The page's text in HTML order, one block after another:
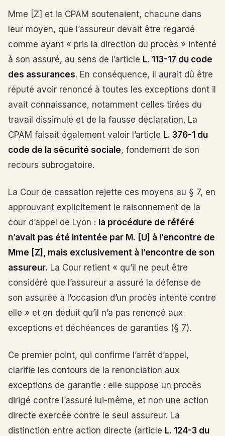
Mme [Z] et la CPAM soutenaient, chacune dans
leur moyen, que l’assureur devait être regardé
comme ayant « pris la direction du procès » intenté
à son assuré, au sens de l’article L. 113-17 du code
des assurances. En conséquence, il aurait dû être
réputé avoir renoncé à toutes les exceptions dont il
avait connaissance, notamment celles tirées du
travail dissimulé et de la fausse déclaration. La
CPAM faisait également valoir l’article L. 376-1 du
code de la sécurité sociale, fondement de son
recours subrogatoire.
La Cour de cassation rejette ces moyens au § 7, en
approuvant explicitement le raisonnement de la
cour d’appel de Lyon : la procédure de référé
n’avait pas été intentée par M. [U] à l’encontre de
Mme [Z], mais exclusivement à l’encontre de son
assureur. La Cour retient « qu’il ne peut être
considéré que l’assureur a assuré la défense de
son assurée à l’occasion d’un procès intenté contre
elle » et en déduit qu’il n’a pas renoncé aux
exceptions et déchéances de garanties (§ 7).
Ce premier point, qui confirme l’arrêt d’appel,
clarifie les contours de la renonciation aux
exceptions de garantie : elle suppose un procès
dirigé contre l’assuré lui-même, et non une action
directe exercée contre le seul assureur. La
distinction entre action directe (article L. 124-3 du